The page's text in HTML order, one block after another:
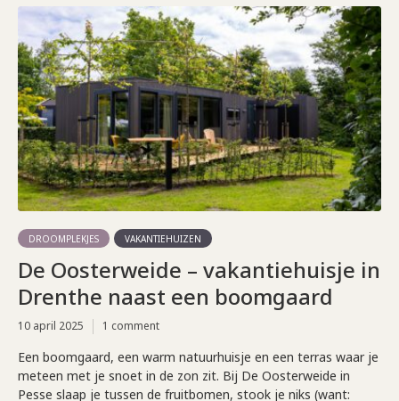
DROOMPLEKJES VAKANTIEHUIZEN
De Oosterweide – vakantiehuisje in
Drenthe naast een boomgaard
10 april 2025 1 comment
Een boomgaard, een warm natuurhuisje en een terras waar je
meteen met je snoet in de zon zit. Bij De Oosterweide in
Pesse slaap je tussen de fruitbomen, stook je niks (want: